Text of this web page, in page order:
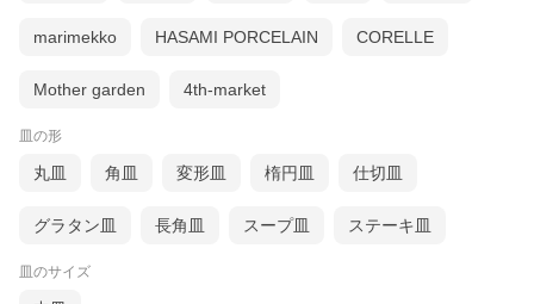
marimekko HASAMI PORCELAIN CORELLE
Mother garden 4th-market
皿の形
丸皿 角皿 変形皿 楕円皿 仕切皿
グラタン皿 長角皿 スープ皿 ステーキ皿
皿のサイズ